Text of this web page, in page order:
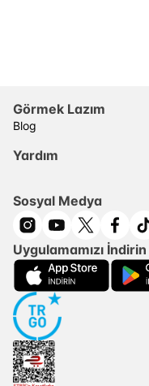
Görmek Lazım
Blog
Yardım
Sosyal Medya
Uygulamamızı İndirin